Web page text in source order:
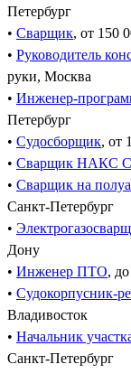
Петербург
• Сварщик, от 150
• Руководитель
руки, Москва
• Инженер-
Петербург
• Судосборщик, от
• Сварщик НАКС
• Сварщик на
Санкт-Петербург
•
Дону
• Инженер ПТО,
• Судокорпусник-
Владивосток
• Начальник
Санкт-Петербург